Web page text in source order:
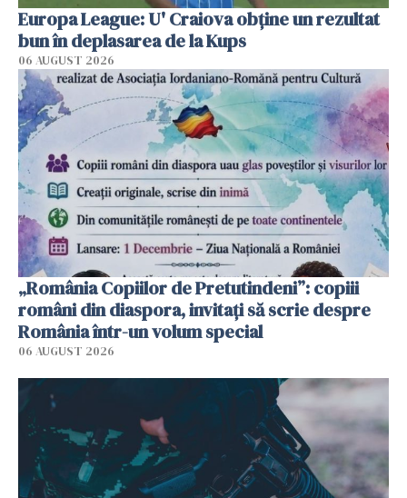
Europa League: U' Craiova obține un rezultat
bun în deplasarea de la Kups
06 AUGUST 2026
„România Copiilor de Pretutindeni”: copiii
români din diaspora, invitați să scrie despre
România într-un volum special
06 AUGUST 2026